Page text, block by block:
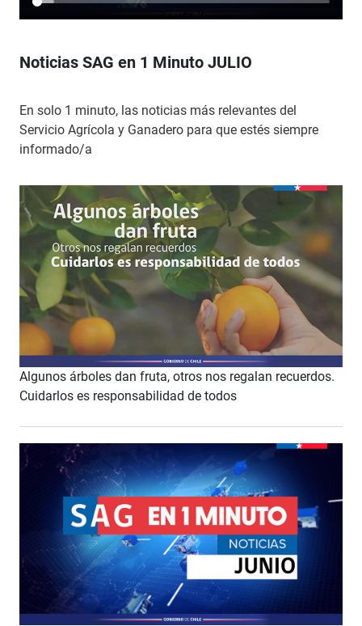
Noticias SAG en 1 Minuto JULIO
En solo 1 minuto, las noticias más relevantes del
Servicio Agrícola y Ganadero para que estés siempre
informado/a
Algunos árboles dan fruta, otros nos regalan recuerdos.
Cuidarlos es responsabilidad de todos